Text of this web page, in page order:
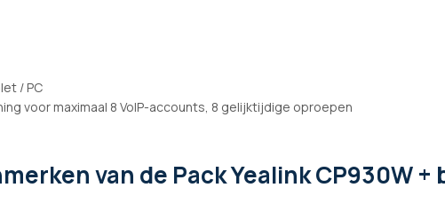
/ PC
voor maximaal 8 VoIP-accounts, 8 gelijktijdige oproepen
van de Pack Yealink CP930W +